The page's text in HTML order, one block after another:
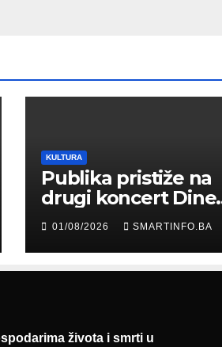
KULTURA
Publika pristiže na
drugi koncert Dine
Merlina na Koševu
01/08/2026 SMARTINFO.BA
života i smrti u